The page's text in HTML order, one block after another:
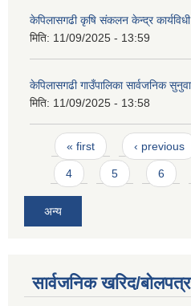
केपिलासगढी कृषि संकलन केन्द्र
मिति: 11/09/2025 - 13:59
केपिलासगढी गाउँपालिका सार्वजनिक
मिति: 11/09/2025 - 13:58
Pages
« first ‹ previous
4 5 6
अन्य
सार्वजनिक खरिद/